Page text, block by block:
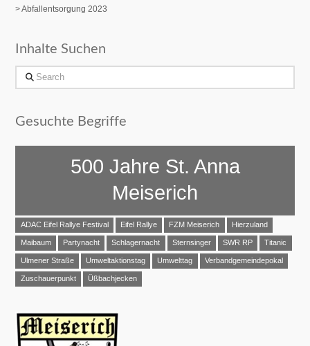
> Abfallentsorgung 2023
Inhalte Suchen
Search
Gesuchte Begriffe
500 Jahre St. Anna
Meiserich
ADAC Eifel Rallye Festival Eifel Rallye FZM Meiserich Hierzuland
Maibaum Partynacht Schlagernacht Sternsinger SWR RP Titanic
Ulmener Straße Umweltaktionstag Umwelttag Verbandgemeindepokal
Zuschauerpunkt Üßbachjecken